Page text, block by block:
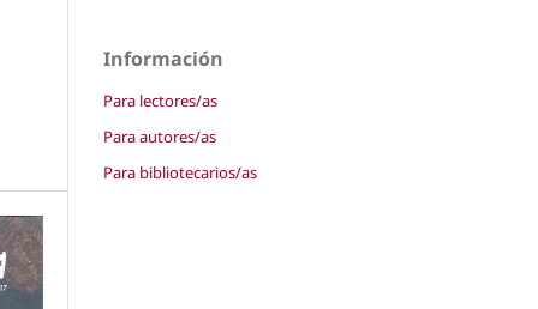
Información
Para lectores/as
Para autores/as
Para bibliotecarios/as